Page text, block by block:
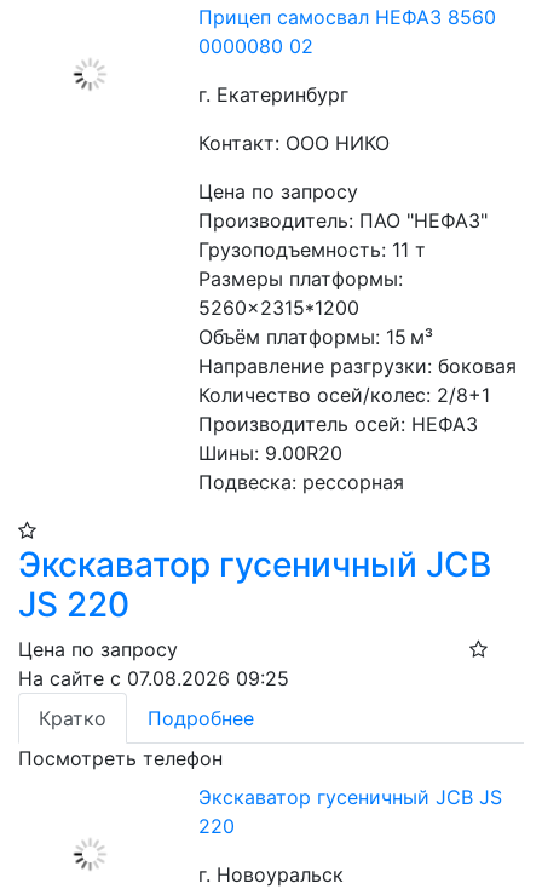
Прицеп самосвал НЕФАЗ 8560
0000080 02
г. Екатеринбург
Контакт: ООО НИКО
Цена по запросу
Производитель: ПАО "НЕФАЗ"
Грузоподъемность: 11 т
Размеры платформы:
5260×2315*1200
Объём платформы: 15 м³
Направление разгрузки: боковая
Количество осей/колес: 2/8+1
Производитель осей: НЕФАЗ
Шины: 9.00R20
Подвеска: рессорная
Экскаватор гусеничный JCB
JS 220
Цена по запросу
На сайте с 07.08.2026 09:25
Кратко
Подробнее
Посмотреть телефон
Экскаватор гусеничный JCB JS
220
г. Новоуральск